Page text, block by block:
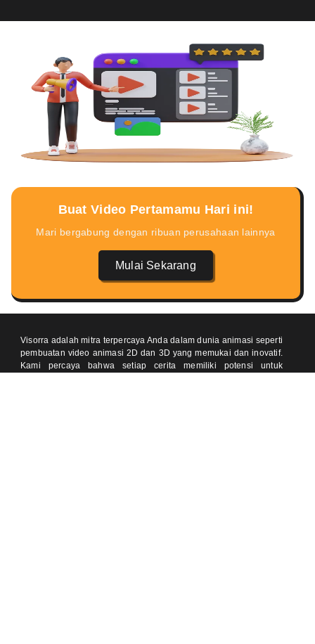
Buat Video Pertamamu Hari ini!
Mari bergabung dengan ribuan perusahaan lainnya
Mulai Sekarang
Visorra adalah mitra terpercaya Anda dalam dunia animasi seperti
pembuatan video animasi 2D dan 3D yang memukai dan inovatif.
Kami percaya bahwa setiap cerita memiliki potensi untuk